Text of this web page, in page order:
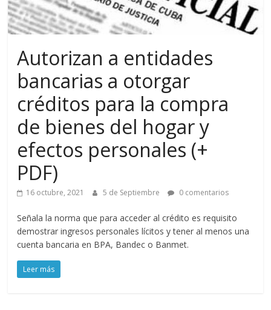
Autorizan a entidades
bancarias a otorgar
créditos para la compra
de bienes del hogar y
efectos personales (+
PDF)
16 octubre, 2021 5 de Septiembre 0 comentarios
Señala la norma que para acceder al crédito es requisito
demostrar ingresos personales lícitos y tener al menos una
cuenta bancaria en BPA, Bandec o Banmet.
Leer más